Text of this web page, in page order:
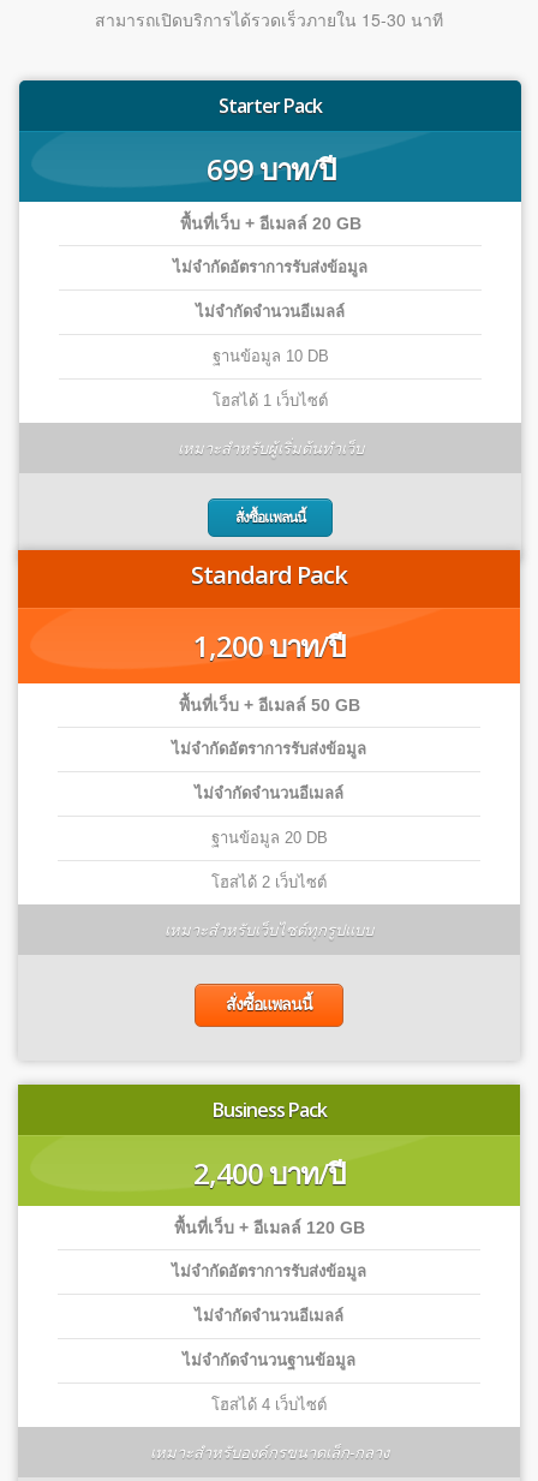
สามารถเปิดบริการได้รวดเร็วภายใน 15-30 นาที
Starter Pack
699 บาท/ปี
พื้นที่เว็บ + อีเมลล์ 20 GB
ไม่จำกัดอัตราการรับส่งข้อมูล
ไม่จำกัดจำนวนอีเมลล์
ฐานข้อมูล 10 DB
โฮสได้ 1 เว็บไซต์
เหมาะสำหรับผู้เริ่มต้นทำเว็บ
สั่งซื้อแพลนนี้
Standard Pack
1,200 บาท/ปี
พื้นที่เว็บ + อีเมลล์ 50 GB
ไม่จำกัดอัตราการรับส่งข้อมูล
ไม่จำกัดจำนวนอีเมลล์
ฐานข้อมูล 20 DB
โฮสได้ 2 เว็บไซต์
เหมาะสำหรับเว็บไซต์ทุกรูปแบบ
สั่งซื้อแพลนนี้
Business Pack
2,400 บาท/ปี
พื้นที่เว็บ + อีเมลล์ 120 GB
ไม่จำกัดอัตราการรับส่งข้อมูล
ไม่จำกัดจำนวนอีเมลล์
ไม่จำกัดจำนวนฐานข้อมูล
โฮสได้ 4 เว็บไซต์
เหมาะสำหรับองค์กรขนาดเล็ก-กลาง